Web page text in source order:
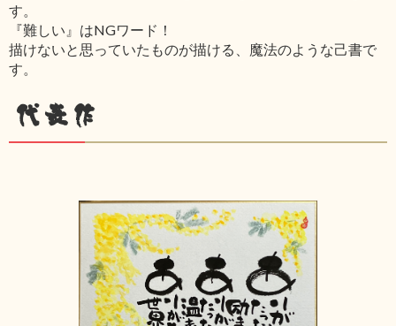
す。
『難しい』はNGワード！
描けないと思っていたものが描ける、魔法のような己書で
す。
代表作